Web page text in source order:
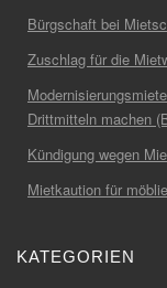
Bürgschaft bei
Zuschlag für die
Drittmitteln machen
Kündigung wegen
Mietkaution für
KATEGORIEN